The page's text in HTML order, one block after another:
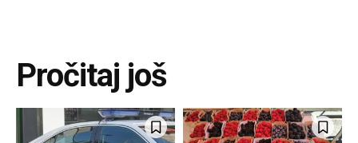
Pročitaj još